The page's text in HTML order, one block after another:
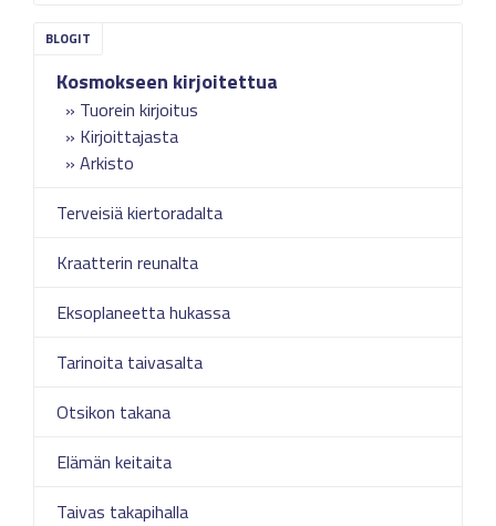
Kosmokseen kirjoitettua
Tuorein kirjoitus
Kirjoittajasta
Arkisto
Terveisiä kiertoradalta
Kraatterin reunalta
Eksoplaneetta hukassa
Tarinoita taivasalta
Otsikon takana
Elämän keitaita
Taivas takapihalla